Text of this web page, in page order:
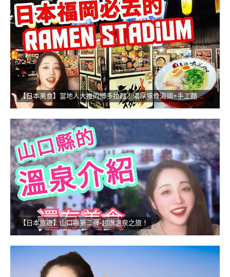
【日本美食】當地人大推的博多拉麵！濃厚豚骨湯頭+手工麵的無敵組合
【日本旅遊】山口縣第二彈-超讚溫泉之旅！